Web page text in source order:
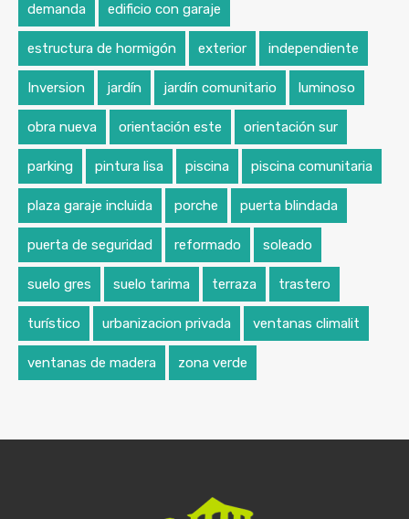
demanda edificio con garaje
estructura de hormigón exterior independiente
Inversion jardín jardín comunitario luminoso
obra nueva orientación este orientación sur
parking pintura lisa piscina piscina comunitaria
plaza garaje incluida porche puerta blindada
puerta de seguridad reformado soleado
suelo gres suelo tarima terraza trastero
turístico urbanizacion privada ventanas climalit
ventanas de madera zona verde